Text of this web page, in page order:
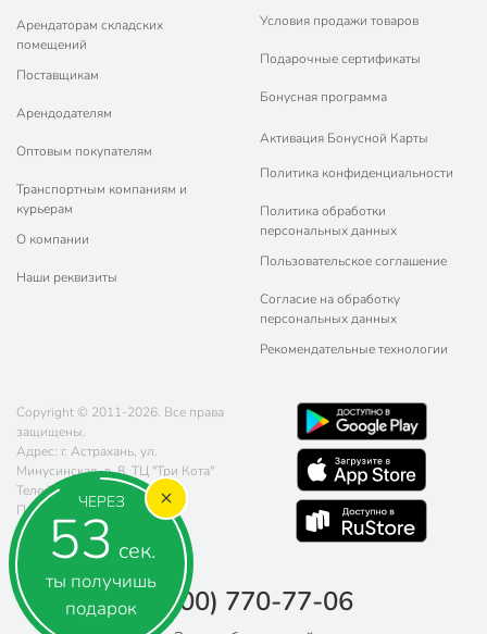
ЧЕРЕЗ
52 сек.
ты получишь
подарок
Арендаторам складских
помещений
Поставщикам
Арендодателям
Оптовым покупателям
Транспортным компаниям и
курьерам
О компании
Наши реквизиты
Условия продажи товаров
Подарочные сертификаты
Бонусная программа
Активация Бонусной Карты
Политика конфиденциальности
Политика обработки
персональных данных
Пользовательское соглашение
Согласие на обработку
персональных данных
Рекомендательные технологии
Copyright © 2011-2026. Все права
защищены.
Адрес: г. Астрахань, ул.
Минусинская, д. 8, ТЦ "Три Кота"
Телефон:
8 (800) 770-77-06
Почта:
sales@poryadok.ru
8 (800) 770-77-06